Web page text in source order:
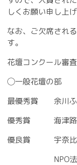
しくお願い申し上げ
なお、ご欠席され
す。
花壇コンクール審
◯一般花壇の部
最優秀賞 余川ふ
優秀賞 海津路
優良賞 宇奈比
NPO法人